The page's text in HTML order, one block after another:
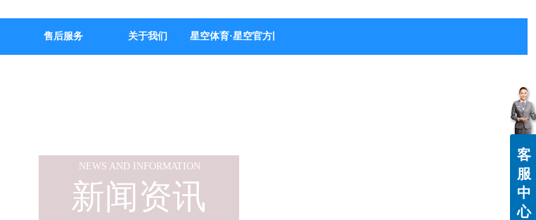
售后服务 关于我们 星空体育·星空官方网站-星空体育（中国）
新闻资讯
NEWS AND INFORMATION
客
服
中
心